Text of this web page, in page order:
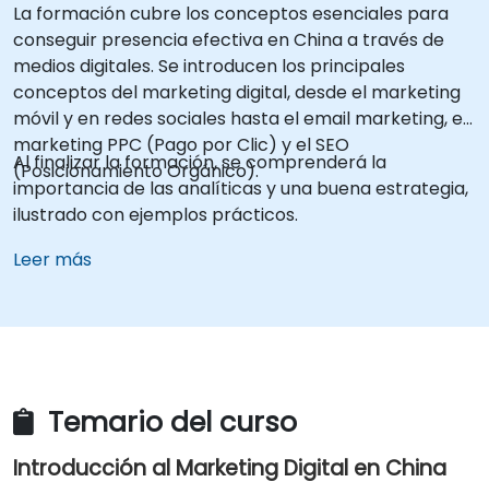
La formación cubre los conceptos esenciales para
conseguir presencia efectiva en China a través de
medios digitales. Se introducen los principales
conceptos del marketing digital, desde el marketing
móvil y en redes sociales hasta el email marketing, el
marketing PPC (Pago por Clic) y el SEO
(Posicionamiento Orgánico).
Al finalizar la formación, se comprenderá la
importancia de las analíticas y una buena estrategia,
ilustrado con ejemplos prácticos.
Leer más
Temario del curso
Introducción al Marketing Digital en China